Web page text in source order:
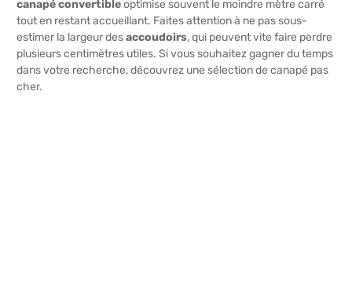
canapé convertibleoptimise souvent le moindre mètre carré
tout en restant accueillant. Faites attention à ne pas sous-
estimer la largeur desaccoudoirs, qui peuvent vite faire perdre
plusieurs centimètres utiles. Si vous souhaitez gagner du temps
dans votre recherche, découvrez une sélection de canapé pas
cher.